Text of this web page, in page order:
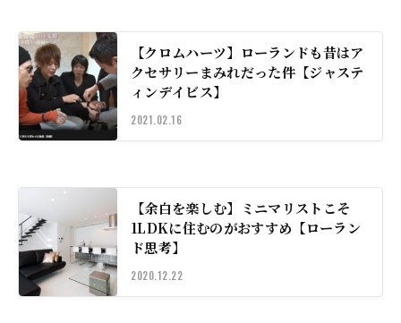
【クロムハーツ】ローランドも昔はア
クセサリーまみれだった件【ジャステ
ィンデイビス】
2021.02.16
【余白を楽しむ】ミニマリストこそ
1LDKに住むのがおすすめ【ローラン
ド思考】
2020.12.22